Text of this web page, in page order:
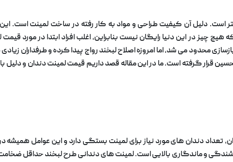
دلیل آن کیفیت طراحی و مواد به کار رفته در ساخت لمینت است. این
چیز در این دنیا رایگان نیست بنابراین، اغلب افراد ابتدا در مورد
می شد، اما امروزه اصلاح لبخند رواج پیدا کرده و طرفداران زیادی
گرفته است. ما در این مقاله قصد داریم قيمت لمينت دندان و دلیل
تعداد دندان های مورد نیاز برای لمینت بستگی دارد و این عوامل همیشه
و ماندگاری بالایی است. لمینت های دندانی طرح لبخند حداقل ضخامت